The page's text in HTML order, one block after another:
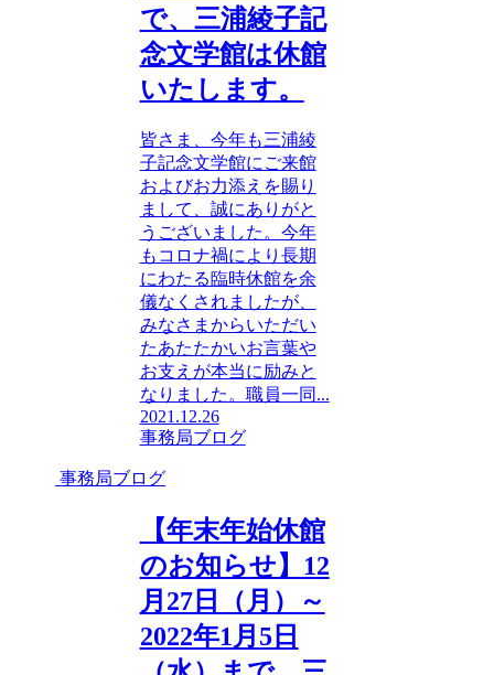
で、三浦綾子記
念文学館は休館
いたします。
皆さま、今年も三浦綾
子記念文学館にご来館
およびお力添えを賜り
まして、誠にありがと
うございました。今年
もコロナ禍により長期
にわたる臨時休館を余
儀なくされましたが、
みなさまからいただい
たあたたかいお言葉や
お支えが本当に励みと
なりました。職員一同...
2021.12.26
事務局ブログ
事務局ブログ
【年末年始休館
のお知らせ】12
月27日（月）～
2022年1月5日